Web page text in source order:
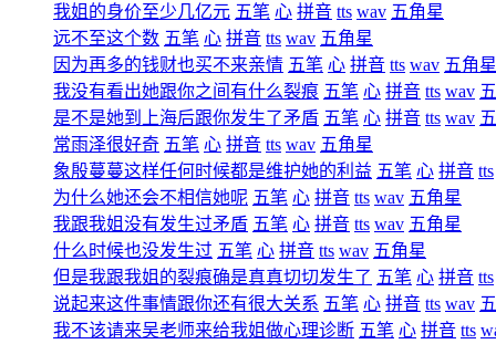
我姐的身价至少几亿元 五笔 心 拼音 tts wav 五角星
远不至这个数 五笔 心 拼音 tts wav 五角星
因为再多的钱财也买不来亲情 五笔 心 拼音 tts wav 五角星
我没有看出她跟你之间有什么裂痕 五笔 心 拼音 tts wav
是不是她到上海后跟你发生了矛盾 五笔 心 拼音 tts wav
常雨泽很好奇 五笔 心 拼音 tts wav 五角星
象殷蔓蔓这样任何时候都是维护她的利益 五笔 心 拼音 tts
为什么她还会不相信她呢 五笔 心 拼音 tts wav 五角星
我跟我姐没有发生过矛盾 五笔 心 拼音 tts wav 五角星
什么时候也没发生过 五笔 心 拼音 tts wav 五角星
但是我跟我姐的裂痕确是真真切切发生了 五笔 心 拼音 tts
说起来这件事情跟你还有很大关系 五笔 心 拼音 tts wav
我不该请来吴老师来给我姐做心理诊断 五笔 心 拼音 tts